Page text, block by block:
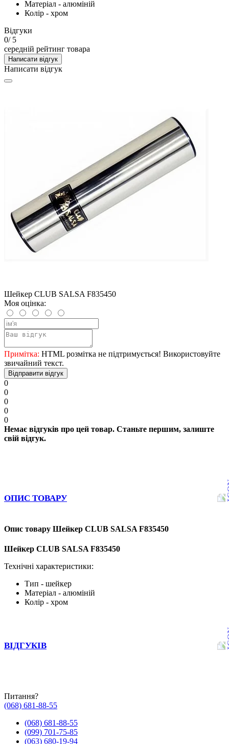
Матеріал - алюміній
Колір - хром
Відгуки
0/ 5
середній рейтинг товара
Написати відгук
Написати відгук
Шейкер CLUB SALSA F835450
Моя оцінка:
Примітка: HTML розмітка не підтримується! Використовуйте
звичайний текст.
Відправити відгук
0
0
0
0
0
Немає відгуків про цей товар. Станьте першим, залиште
свій відгук.
ОПИС ТОВАРУ
Опис товару Шейкер CLUB SALSA F835450
Шейкер CLUB SALSA F835450
Технічні характеристики:
Тип - шейкер
Матеріал - алюміній
Колір - хром
ВІДГУКІВ
Питання?
(068) 681-88-55
(068) 681-88-55
(099) 701-75-85
(063) 680-19-94